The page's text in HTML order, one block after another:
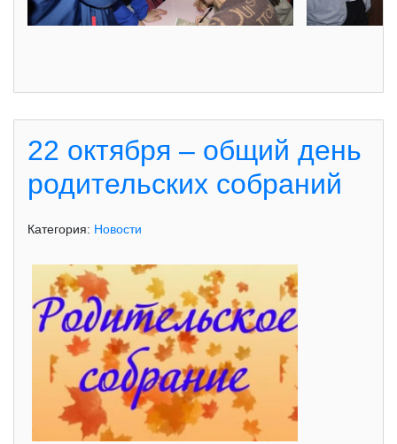
22 октября – общий день
родительских собраний
Категория: Новости